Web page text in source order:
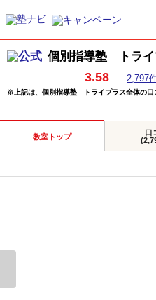
個別指導塾 トラ
3.58 2,797
※上記は、個別指導塾 トライプラス全体の口
教室トップ
口